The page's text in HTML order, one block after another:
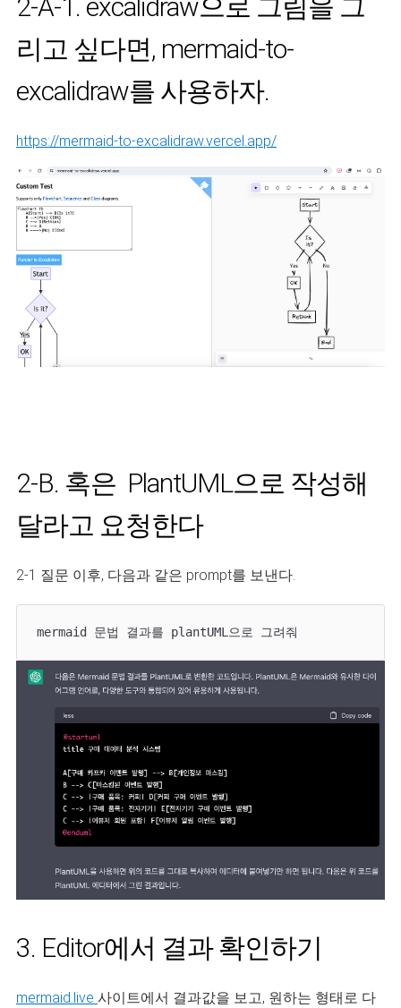
2-A-1. excalidraw으로 그림을 그
리고 싶다면, mermaid-to-
excalidraw를 사용하자.
https://mermaid-to-excalidraw.vercel.app/
2-B. 혹은 PlantUML으로 작성해
달라고 요청한다
2-1 질문 이후, 다음과 같은 prompt를 보낸다.
mermaid 문법 결과를 plantUML으로 그려줘
3. Editor에서 결과 확인하기
mermaid.live 사이트에서 결과값을 보고, 원하는 형태로 다